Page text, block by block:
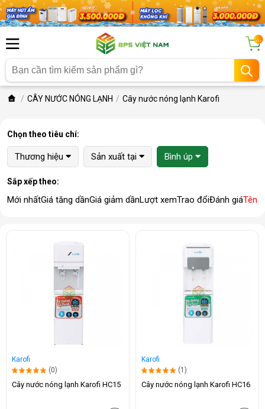
...
CÂY NƯỚC NÓNG LẠNH Cây nước nóng lạnh Karofi
Chọn theo tiêu chí:
Thương hiệu Sản xuất tại Bình úp
Sắp xếp theo:
Mới nhấtGiá tăng dầnGiá giảm dầnLượt xemTrao đổiĐánh giáTên
Karofi
(0)
Cây nước nóng lạnh Karofi HC15
Karofi
(1)
Cây nước nóng lạnh Karofi HC16